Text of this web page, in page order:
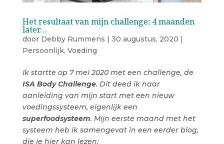
Het resultaat van mijn challenge; 4 maanden
later…
door Debby Rummens | 30 augustus, 2020 |
Persoonlijk, Voeding
Ik startte op 7 mei 2020 met een challenge, de
ISA Body Challenge. Dit deed ik naar
aanleiding van mijn start met een nieuw
voedingssysteem, eigenlijk een
superfoodsysteem. Mijn eerste maand met het
systeem heb ik samengevat in een eerder blog,
die je hier kan lezen: